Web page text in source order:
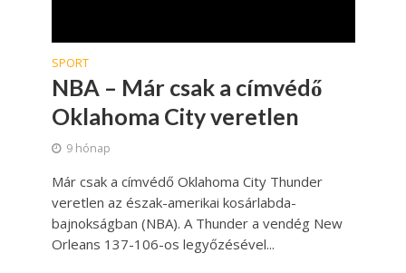
SPORT
NBA – Már csak a címvédő
Oklahoma City veretlen
9 hónap
Már csak a címvédő Oklahoma City Thunder
veretlen az észak-amerikai kosárlabda-
bajnokságban (NBA). A Thunder a vendég New
Orleans 137-106-os legyőzésével...